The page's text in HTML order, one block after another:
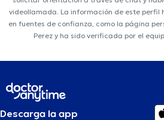
videollamada. La información de este perfil
en fuentes de confianza, como la página
Perez y ha sido verificada por el
Descarga la app